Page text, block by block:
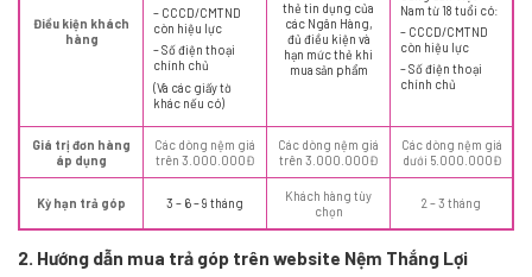
Điều kiện khách
hàng
– CCCD/CMTND
còn hiệu lực
– Số điện thoại
chính chủ
(Và các giấy tờ
khác nếu có)
thẻ tin dụng của
các Ngân Hàng,
đủ điều kiện và
hạn mức thẻ khi
mua sản phẩm
Nam từ 18 tuổi có:
– CCCD/CMTND
còn hiệu lực
– Số điện thoại
chính chủ
Giá trị đơn hàng
áp dụng
Các dòng nệm giá
trên 3.000.000Đ
Các dòng nệm giá
trên 3.000.000Đ
Các dòng nệm giá
dưới 5.000.000Đ
Kỳ hạn trả góp 3 – 6 – 9 tháng
Khách hàng tùy
chọn
2 – 3 tháng
2. Hướng dẫn mua trả góp trên website Nệm Thắng Lợi